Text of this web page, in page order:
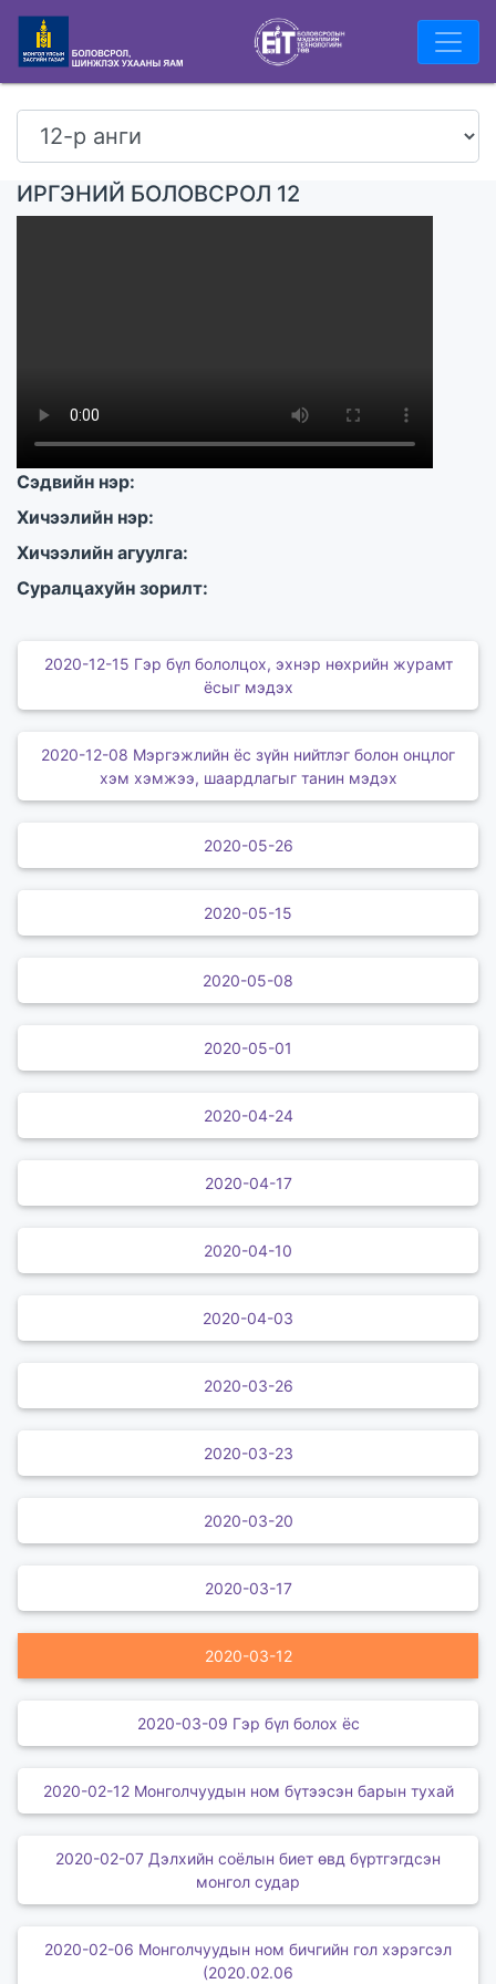
ИРГЭНИЙ БОЛОВСРОЛ 12
Сэдвийн нэр:
Хичээлийн нэр:
Хичээлийн агуулга:
Суралцахуйн зорилт:
2020-12-15 Гэр бүл бололцох, эхнэр нөхрийн журамт
ёсыг мэдэх
2020-12-08 Мэргэжлийн ёс зүйн нийтлэг болон онцлог
хэм хэмжээ, шаардлагыг танин мэдэх
2020-05-26
2020-05-15
2020-05-08
2020-05-01
2020-04-24
2020-04-17
2020-04-10
2020-04-03
2020-03-26
2020-03-23
2020-03-20
2020-03-17
2020-03-12
2020-03-09 Гэр бүл болох ёс
2020-02-12 Монголчуудын ном бүтээсэн барын тухай
2020-02-07 Дэлхийн соёлын биет өвд бүртгэгдсэн
монгол судар
2020-02-06 Монголчуудын ном бичгийн гол хэрэгсэл
(2020.02.06